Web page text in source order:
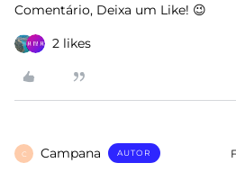
Comentário, Deixa um Like! 😉
2 likes
C Campana AUTOR